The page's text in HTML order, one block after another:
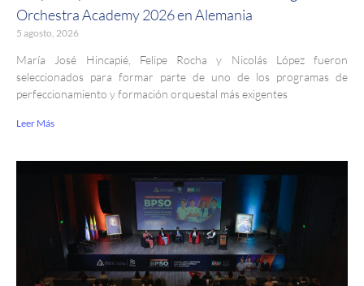
Orchestra Academy 2026 en Alemania
5 agosto, 2026
María José Hincapié, Felipe Rocha y Nicolás López fueron
seleccionados para formar parte de uno de los programas de
perfeccionamiento y formación orquestal más exigentes
Leer Más